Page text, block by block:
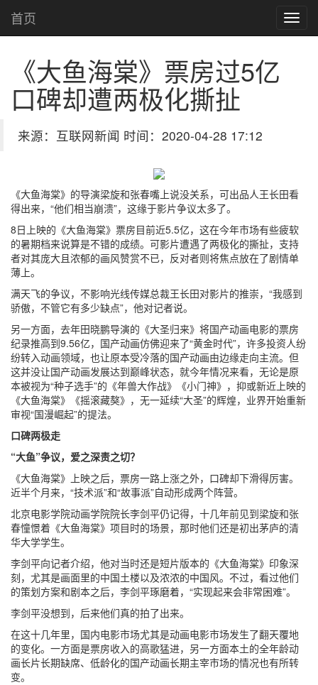
首页
《大鱼海棠》票房过5亿
口碑却遭两极化撕扯
来源：互联网新闻 时间：2020-04-28 17:12
《大鱼海棠》的导演梁旋和张春嘴上说没关系，可出品人王长田看
得出来，“他们相当崩溃”，这缘于影片争议太多了。
8日上映的《大鱼海棠》票房目前近5.5亿，这在今年市场有些疲软
的暑期档来说算是不错的成绩。可影片遭遇了两极化的撕扯，支持
者对其庞大且浓郁的画风赞赏不已，反对者则将焦点放在了剧情单
薄上。
满天飞的争议，不影响光线传媒总裁王长田对影片的推崇，“我感到
骄傲，不管它有多少缺点”，他对记者说。
另一方面，去年田晓鹏导演的《大圣归来》将国产动画电影的票房
纪录推高到9.56亿，国产动画仿佛迎来了“黄金时代”，许多投资人纷
纷转入动画领域，也让原本受冷落的国产动画由边缘走向主流。但
这并没让国产动画发展达到巅峰状态，就今年情况来看，无论是原
本被视为“种子选手”的《年兽大作战》《小门神》，抑或新近上映的
《大鱼海棠》《摇滚藏獒》，无一延续“大圣”的辉煌，业界开始重新
审视“国漫崛起”的提法。
口碑两极走
“大鱼”争议，爱之深责之切？
《大鱼海棠》上映之后，票房一路上涨之外，口碑却下滑得厉害。
近半个月来，“技术派”和“故事派”自动形成两个阵营。
北京电影学院动画学院院长李剑平仍记得，十几年前见到梁旋和张
春憧憬着《大鱼海棠》项目时的场景，那时他们还是初出茅庐的清
华大学学生。
李剑平向记者介绍，他对当时还是短片版本的《大鱼海棠》印象深
刻，尤其是画面里的中国土楼以及浓浓的中国风。不过，看过他们
的策划方案和剧本之后，李剑平琢磨着，“实现起来会非常困难”。
李剑平没想到，后来他们真的拍了出来。
在这十几年里，国内电影市场尤其是动画电影市场发生了翻天覆地
的变化。一方面是票房收入的高歌猛进，另一方面本土的全年龄动
画长片长期缺席、低龄化的国产动画长期主宰市场的情况也有所转
变。